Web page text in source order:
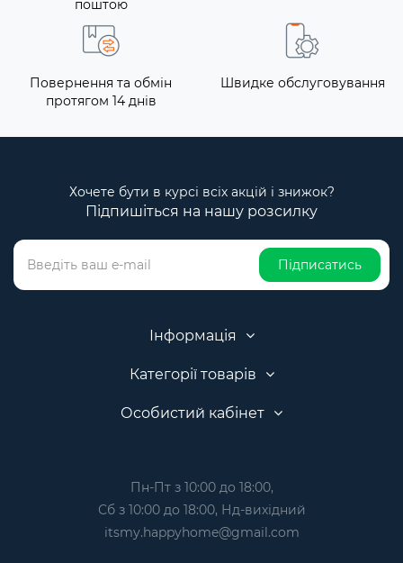
поштою
Повернення та обмін
протягом 14 днів
Швидке обслуговування
Хочете бути в курсі всіх акцій і знижок?
Підпишіться на нашу розсилку
Підписатись
Інформація
Категорії товарів
Особистий кабінет
Пн-Пт з 10:00 до 18:00,
Сб з 10:00 до 18:00, Нд-вихідний
itsmy.happyhome@gmail.com